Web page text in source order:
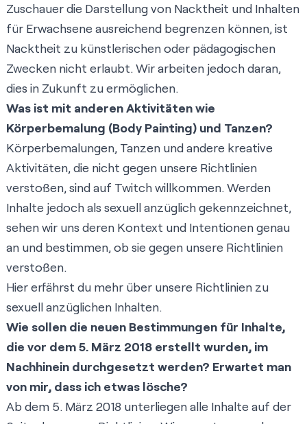
Zuschauer die Darstellung von Nacktheit und Inhalten
für Erwachsene ausreichend begrenzen können, ist
Nacktheit zu künstlerischen oder pädagogischen
Zwecken nicht erlaubt. Wir arbeiten jedoch daran,
dies in Zukunft zu ermöglichen.
Was ist mit anderen Aktivitäten wie
Körperbemalung (Body Painting) und Tanzen?
Körperbemalungen, Tanzen und andere kreative
Aktivitäten, die nicht gegen unsere Richtlinien
verstoßen, sind auf Twitch willkommen. Werden
Inhalte jedoch als sexuell anzüglich gekennzeichnet,
sehen wir uns deren Kontext und Intentionen genau
an und bestimmen, ob sie gegen unsere Richtlinien
verstoßen.
Hier erfährst du mehr über unsere Richtlinien zu
sexuell anzüglichen Inhalten.
Wie sollen die neuen Bestimmungen für Inhalte,
die vor dem 5. März 2018 erstellt wurden, im
Nachhinein durchgesetzt werden? Erwartet man
von mir, dass ich etwas lösche?
Ab dem 5. März 2018 unterliegen alle Inhalte auf der